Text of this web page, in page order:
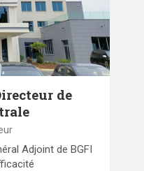
de
Adjoint de BGFI